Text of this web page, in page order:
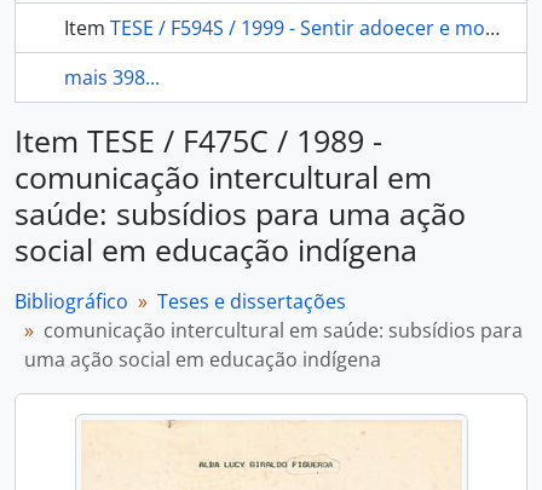
Item TESE / F594S / 1999 - Sentir adoecer e morrer: sensibilidade e devoção no discurso missionário jesuítico do século XVII
mais 398...
Item TESE / F475C / 1989 -
comunicação intercultural em
saúde: subsídios para uma ação
social em educação indígena
Bibliográfico
Teses e dissertações
comunicação intercultural em saúde: subsídios para
uma ação social em educação indígena